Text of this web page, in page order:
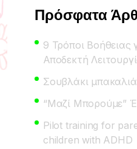
Πρόσφατα
9 Τρόποι Βοήθειας
Αποδεκτή
Σουβλάκι
“Μαζί Μπορούμε”
Pilot training for
children with ADHD